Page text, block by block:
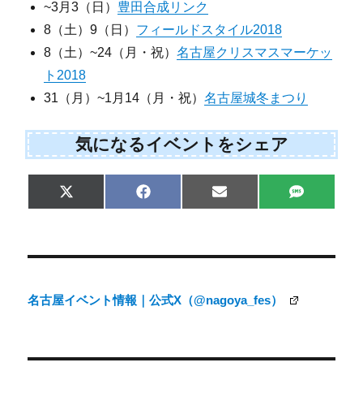
~3月3（日） 豊田合成リンク
8（土）9（日） フィールドスタイル2018
8（土）~24（月・祝）名古屋クリスマスマーケッ
ト2018
31（月）~1月14（月・祝）名古屋城冬まつり
気になるイベントをシェア
Share
on
X
(
t
r
Share
on
F
a
o
Share
on
E
m
Share
on
S
M
名古屋イベント情報｜公式X（@nagoya_fes）